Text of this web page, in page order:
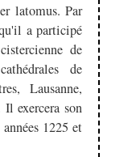
latomus. Par
a participé
de
de
Lausanne,
exercera son
1225 et